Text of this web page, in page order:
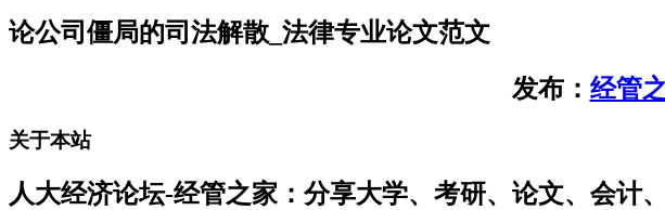
论公司僵局的司法解散_法律专业论文范文
发布： 经管
关于本站
人大经济论坛-经管之家：分享大学、考研、论文、会计